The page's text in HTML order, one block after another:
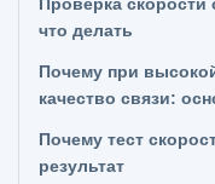
что делать
Почему при
качество связи:
Почему тест
результат